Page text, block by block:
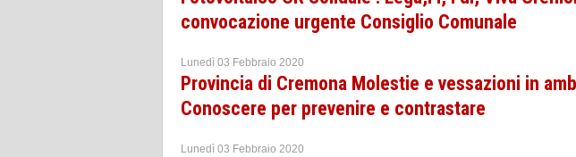
convocazione urgente Consiglio Comunale
Lunedì 03 Febbraio 2020
Provincia di Cremona Molestie e vessazioni in
Conoscere per prevenire e contrastare
Lunedì 03 Febbraio 2020